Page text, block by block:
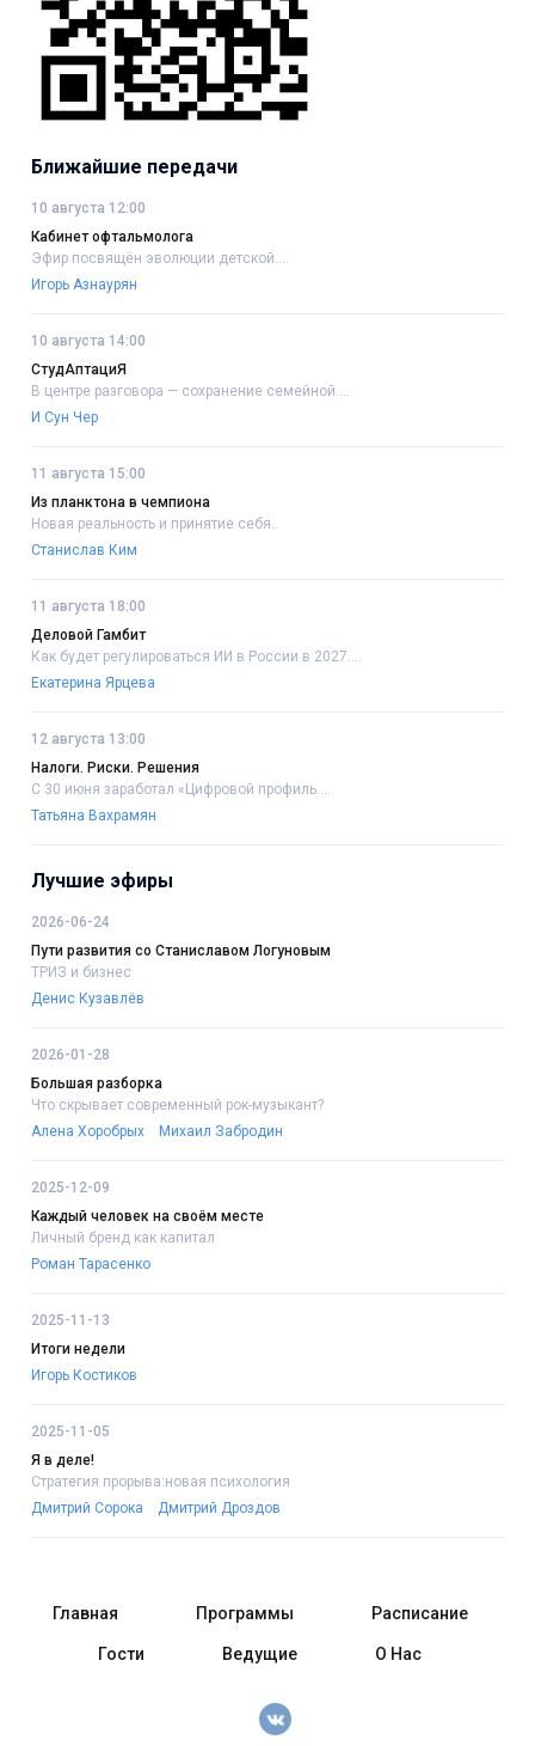
Ближайшие передачи
10 августа 12:00
Кабинет офтальмолога
Эфир посвящён эволюции детской....
Игорь Азнаурян
10 августа 14:00
СтудАптациЯ
В центре разговора — сохранение семейной....
И Сун Чер
11 августа 15:00
Из планктона в чемпиона
Новая реальность и принятие себя..
Станислав Ким
11 августа 18:00
Деловой Гамбит
Как будет регулироваться ИИ в России в 2027....
Екатерина Ярцева
12 августа 13:00
Налоги. Риски. Решения
С 30 июня заработал «Цифровой профиль....
Татьяна Вахрамян
Лучшие эфиры
2026-06-24
Пути развития со Станиславом Логуновым
ТРИЗ и бизнес
Денис Кузавлёв
2026-01-28
Большая разборка
Что скрывает современный рок-музыкант?
Алена Хоробрых
Михаил Забродин
2025-12-09
Каждый человек на своём месте
Личный бренд как капитал
Роман Тарасенко
2025-11-13
Итоги недели
Игорь Костиков
2025-11-05
Я в деле!
Стратегия прорыва:новая психология
Дмитрий Сорока
Дмитрий Дроздов
Главная Программы Расписание
Гости Ведущие О Нас